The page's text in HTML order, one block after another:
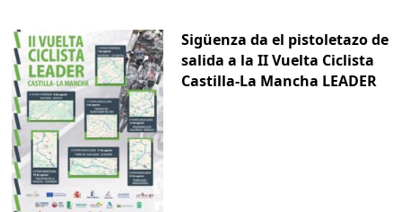
Sigüenza da el pistoletazo de
salida a la II Vuelta Ciclista
Castilla-La Mancha LEADER